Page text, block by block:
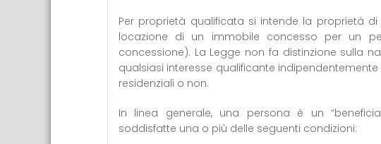
Per proprietà qualificata si intende la proprietà
locazione di un immobile concesso per un
concessione). La Legge non fa distinzione sulla
qualsiasi interesse qualificante
residenziali o non.
In linea generale, una persona è un
soddisfatte una o più delle seguenti condizioni: